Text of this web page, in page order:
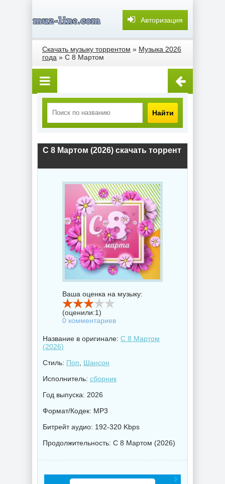
Авторизация
Скачать музыку торрентом » Музыка 2026
года » С 8 Мартом
Найти
С 8 Мартом (2026) скачать торрент
Ваша оценка на музыку:
(оценили:1)
0 комментариев
Название в оригинале: С 8 Мартом
(2026)
Стиль: Поп
Шансон
Исполнитель: сборник
Год выпуска: 2026
Формат/Кодек: MP3
Битрейт аудио: 192-320 Kbps
Продолжительность: С 8 Мартом (2026)